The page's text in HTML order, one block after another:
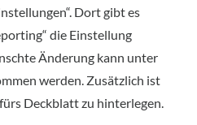
Dort gibt es
die Einstellung
Änderung kann unter
werden. Zusätzlich ist
Deckblatt zu hinterlegen.